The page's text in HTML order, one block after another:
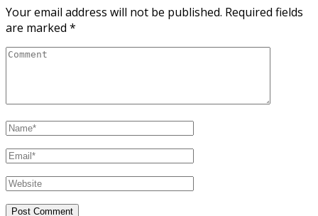
Your email address will not be published. Required fields
are marked *